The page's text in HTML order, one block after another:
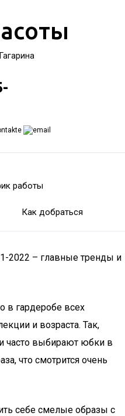
работы
Как добраться
2022 – главные тренды и
в гардеробе всех
и возраста. Так,
выбирают юбки в
что смотрится очень
себе смелые образы с